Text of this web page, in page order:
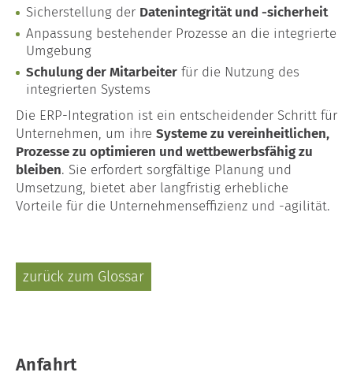
Sicherstellung der Datenintegrität und -sicherheit
Anpassung bestehender Prozesse an die integrierte
Umgebung
Schulung der Mitarbeiter für die Nutzung des
integrierten Systems
Die ERP-Integration ist ein entscheidender Schritt für
Unternehmen, um ihre Systeme zu vereinheitlichen,
Prozesse zu optimieren und wettbewerbsfähig zu
bleiben. Sie erfordert sorgfältige Planung und
Umsetzung, bietet aber langfristig erhebliche
Vorteile für die Unternehmenseffizienz und -agilität.
zurück zum Glossar
Anfahrt